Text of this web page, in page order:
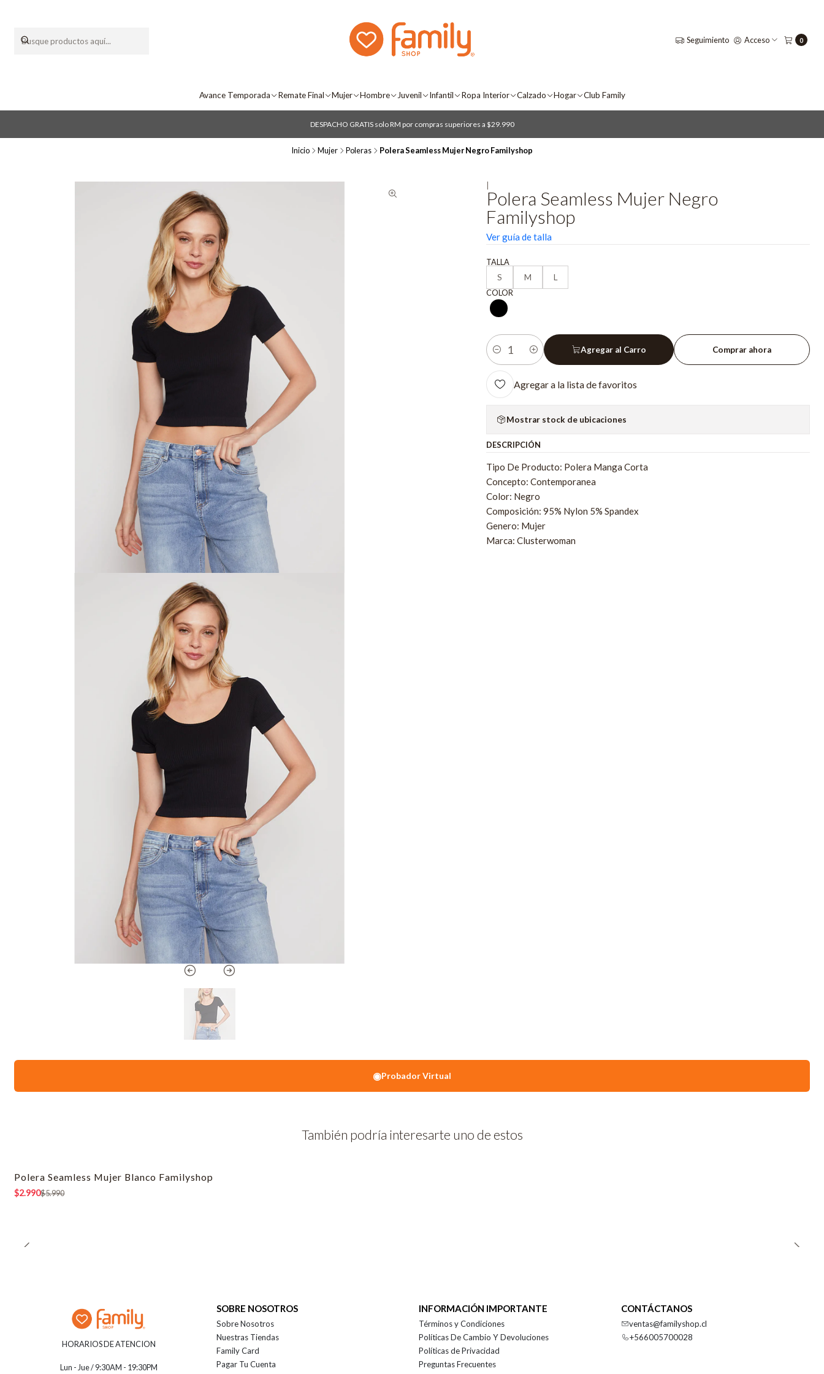
Seguimiento Acceso 0
Avance Temporada Remate Final Mujer Hombre Juvenil Infantil Ropa Interior Calzado Hogar Club Family
DESPACHO GRATIS solo RM por compras superiores a $29.990
Inicio Mujer Poleras Polera Seamless Mujer Negro Familyshop
Polera Seamless Mujer Negro
Familyshop
Ver guía de talla
TALLA
S
M
L
COLOR
Cantidad
Agregar al Carro Comprar ahora
Agregar a la lista de favoritos
Mostrar stock de ubicaciones
DESCRIPCIÓN
Tipo De Producto: Polera Manga Corta
Concepto: Contemporanea
Color: Negro
Composición: 95% Nylon 5% Spandex
Genero: Mujer
Marca: Clusterwoman
◉Probador Virtual
También podría interesarte uno de estos
-50% OFF
Polera Seamless Mujer Blanco Familyshop
$2.990$5.990
HORARIOS DE ATENCION
Lun - Jue / 9:30AM - 19:30PM
SOBRE NOSOTROS
Sobre Nosotros
Nuestras Tiendas
Family Card
Pagar Tu Cuenta
INFORMACIÓN IMPORTANTE
Términos y Condiciones
Políticas De Cambio Y Devoluciones
Políticas de Privacidad
Preguntas Frecuentes
CONTÁCTANOS
ventas@familyshop.cl
+566005700028